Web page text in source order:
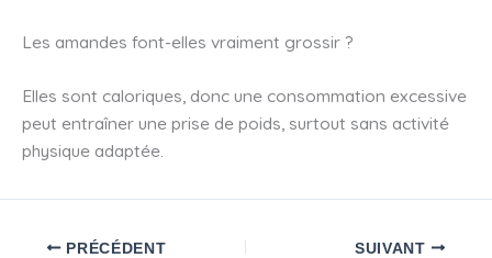
Les amandes font-elles vraiment grossir ?
Elles sont caloriques, donc une consommation excessive
peut entraîner une prise de poids, surtout sans activité
physique adaptée.
PRÉCÉDENT SUIVANT